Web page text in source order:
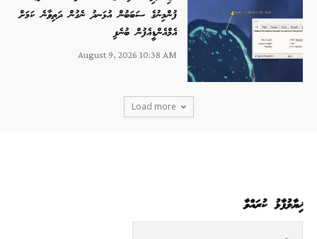
ފުންމިނުގެ ސަބަބުން އުޅަނދު ނެގުން ދަތިވާނެ ކަމަށް
އެމްއެންޑީއެފުން ބުނެފި
August 9, 2026 10:38 AM
Load more
ޚިޔާލުފާޅު ކުރައްވާ